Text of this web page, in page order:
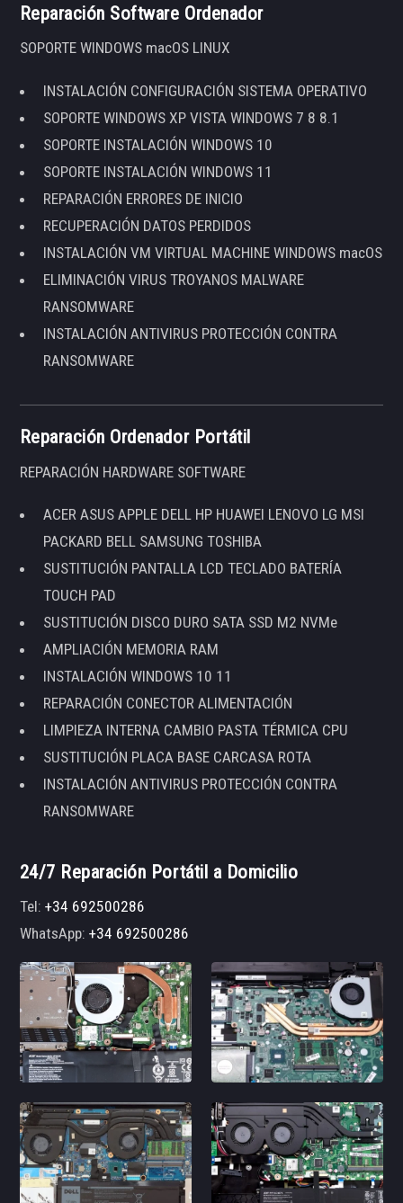
Reparación Software Ordenador
SOPORTE WINDOWS macOS LINUX
INSTALACIÓN CONFIGURACIÓN SISTEMA OPERATIVO
SOPORTE WINDOWS XP VISTA WINDOWS 7 8 8.1
SOPORTE INSTALACIÓN WINDOWS 10
SOPORTE INSTALACIÓN WINDOWS 11
REPARACIÓN ERRORES DE INICIO
RECUPERACIÓN DATOS PERDIDOS
INSTALACIÓN VM VIRTUAL MACHINE WINDOWS macOS
ELIMINACIÓN VIRUS TROYANOS MALWARE
RANSOMWARE
INSTALACIÓN ANTIVIRUS PROTECCIÓN CONTRA
RANSOMWARE
Reparación Ordenador Portátil
REPARACIÓN HARDWARE SOFTWARE
ACER ASUS APPLE DELL HP HUAWEI LENOVO LG MSI
PACKARD BELL SAMSUNG TOSHIBA
SUSTITUCIÓN PANTALLA LCD TECLADO BATERÍA
TOUCH PAD
SUSTITUCIÓN DISCO DURO SATA SSD M2 NVMe
AMPLIACIÓN MEMORIA RAM
INSTALACIÓN WINDOWS 10 11
REPARACIÓN CONECTOR ALIMENTACIÓN
LIMPIEZA INTERNA CAMBIO PASTA TÉRMICA CPU
SUSTITUCIÓN PLACA BASE CARCASA ROTA
INSTALACIÓN ANTIVIRUS PROTECCIÓN CONTRA
RANSOMWARE
24/7 Reparación Portátil a Domicilio
Tel:+34 692500286
WhatsApp:+34 692500286